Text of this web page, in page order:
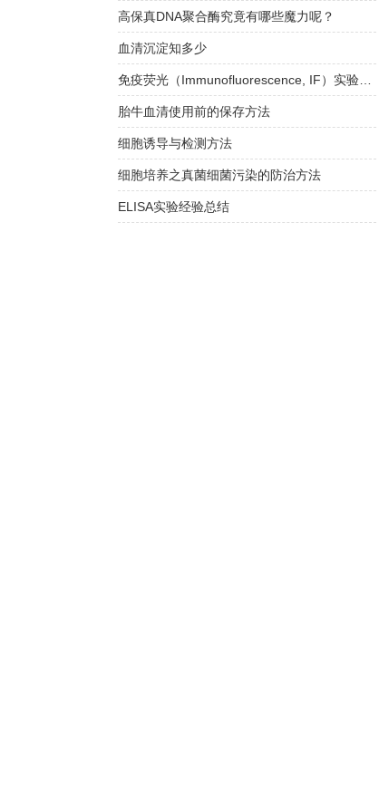
高保真DNA聚合酶究竟有哪些魔力呢？
血清沉淀知多少
免疫荧光（Immunofluorescence, IF）实验方法
胎牛血清使用前的保存方法
细胞诱导与检测方法
细胞培养之真菌细菌污染的防治方法
ELISA实验经验总结